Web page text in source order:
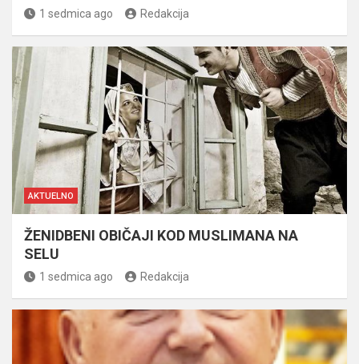
1 sedmica ago Redakcija
AKTUELNO
ŽENIDBENI OBIČAJI KOD MUSLIMANA NA
SELU
1 sedmica ago Redakcija